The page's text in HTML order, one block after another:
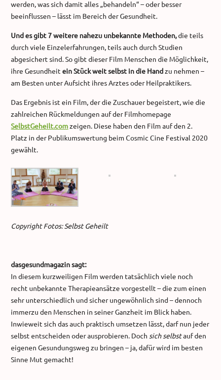
werden, was sich damit alles „behandeln“ – oder besser
beeinflussen – lässt im Bereich der Gesundheit.
Und es gibt 7 weitere nahezu unbekannte Methoden,die teils
durch viele Einzelerfahrungen, teils auch durch Studien
abgesichert sind. So gibt dieser Film Menschen die Möglichkeit,
ihre Gesundheitein Stück weit selbst in die Handzu nehmen –
am Besten unter Aufsicht ihres Arztes oder Heilpraktikers.
Das Ergebnis ist ein Film, der die Zuschauer begeistert, wie die
zahlreichen Rückmeldungen auf der Filmhomepage
SelbstGeheilt.comzeigen. Diese haben den Film auf den 2.
Platz in der Publikumswertung beim Cosmic Cine Festival 2020
gewählt.
Copyright Fotos: Selbst Geheilt
dasgesundmagazin sagt:
In diesem kurzweiligen Film werden tatsächlich viele noch
recht unbekannte Therapieansätze vorgestellt – die zum einen
sehr unterschiedlich und sicher ungewöhnlich sind – dennoch
immerzu den Menschen in seiner Ganzheit im Blick haben.
Inwieweit sich das auch praktisch umsetzen lässt, darf nun jeder
selbst entscheiden oder ausprobieren. Doch sich selbstauf den
eigenen Gesundungsweg zu bringen – ja, dafür wird im besten
Sinne Mut gemacht!